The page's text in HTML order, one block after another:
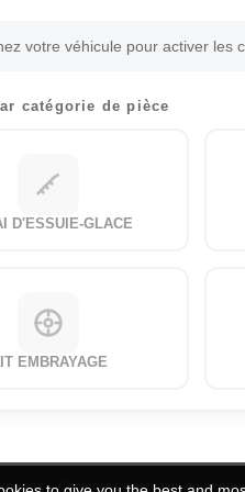
votre véhicule pour activer les
catégorie de pièce
D'ESSUIE-GLACE
EMBRAYAGE
Conditions générales de vente